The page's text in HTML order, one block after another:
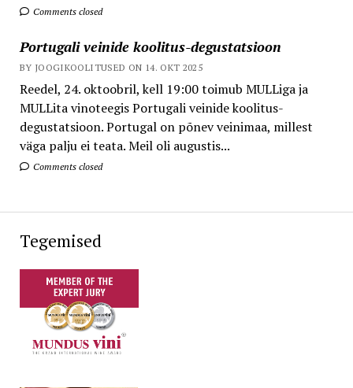
Comments closed
Portugali veinide koolitus-degustatsioon
BY JOOGIKOOLITUSED ON 14. OKT 2025
Reedel, 24. oktoobril, kell 19:00 toimub MULLiga ja
MULLita vinoteegis Portugali veinide koolitus-
degustatsioon. Portugal on põnev veinimaa, millest
väga palju ei teata. Meil oli augustis...
Comments closed
Tegemised